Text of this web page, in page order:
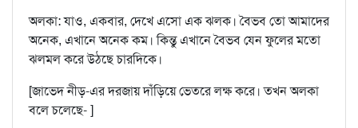
অলকা: যাও, একবার, দেখে এসো এক ঝলক। বৈভব তো আমাদের
অনেক, এখানে অনেক কম। কিন্তু এখানে বৈভব যেন ফুলের মতো
ঝলমল করে উঠছে চারদিকে।
[জাভেদ নীড়-এর দরজায় দাঁড়িয়ে ভেতরে লক্ষ করে। তখন অলকা
বলে চলেছে- ]